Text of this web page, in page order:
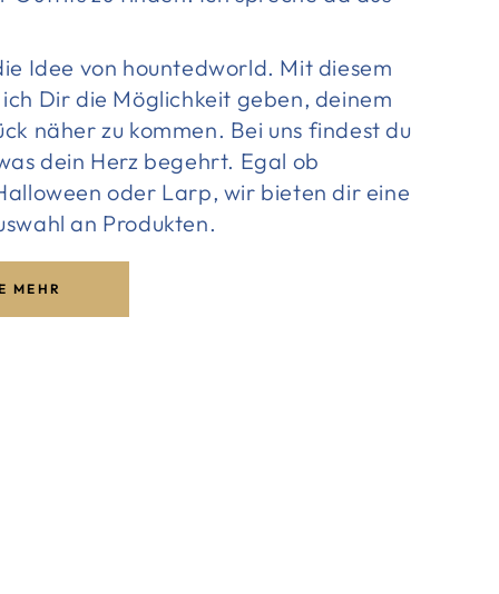
Idee von hountedworld. Mit diesem
Dir die Möglichkeit geben, deinem
näher zu kommen. Bei uns findest du
dein Herz begehrt. Egal ob
oder Larp, wir bieten dir eine
an Produkten.
MEHR